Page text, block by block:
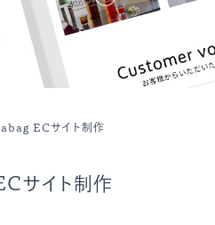
ECサイト制作
サイト制作